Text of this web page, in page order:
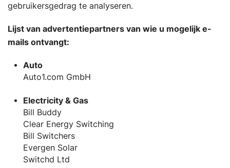
gebruikersgedrag te analyseren.
Lijst van advertentiepartners van wie u mogelijk e-
mails ontvangt:
Auto
Auto1.com GmbH
Electricity & Gas
Bill Buddy
Clear Energy Switching
Bill Switchers
Evergen Solar
Switchd Ltd